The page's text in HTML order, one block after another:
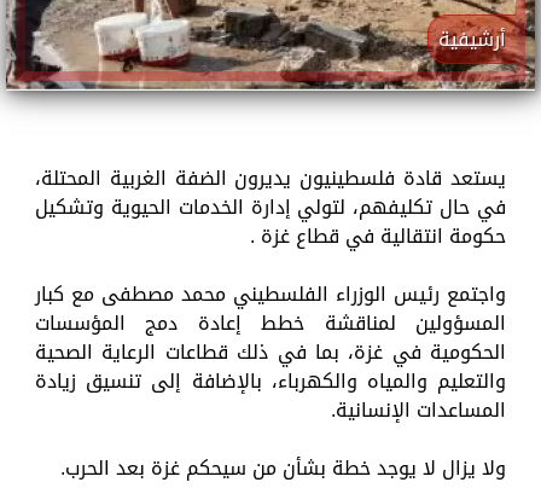
أرشيفية
يستعد قادة فلسطينيون يديرون الضفة الغربية المحتلة،
في حال تكليفهم، لتولي إدارة الخدمات الحيوية وتشكيل
حكومة انتقالية في قطاع غزة .
واجتمع رئيس الوزراء الفلسطيني محمد مصطفى مع كبار
المسؤولين لمناقشة خطط إعادة دمج المؤسسات
الحكومية في غزة، بما في ذلك قطاعات الرعاية الصحية
والتعليم والمياه والكهرباء، بالإضافة إلى تنسيق زيادة
المساعدات الإنسانية.
ولا يزال لا يوجد خطة بشأن من سيحكم غزة بعد الحرب.